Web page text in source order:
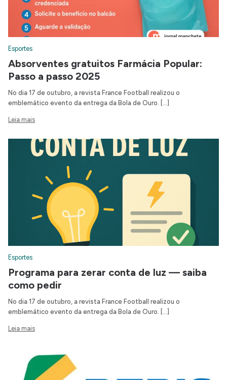
Esportes
Absorventes gratuitos Farmácia Popular:
Passo a passo 2025
No dia 17 de outubro, a revista France Football realizou o
emblemático evento da entrega da Bola de Ouro. […]
Leia mais
Esportes
Programa para zerar conta de luz — saiba
como pedir
No dia 17 de outubro, a revista France Football realizou o
emblemático evento da entrega da Bola de Ouro. […]
Leia mais